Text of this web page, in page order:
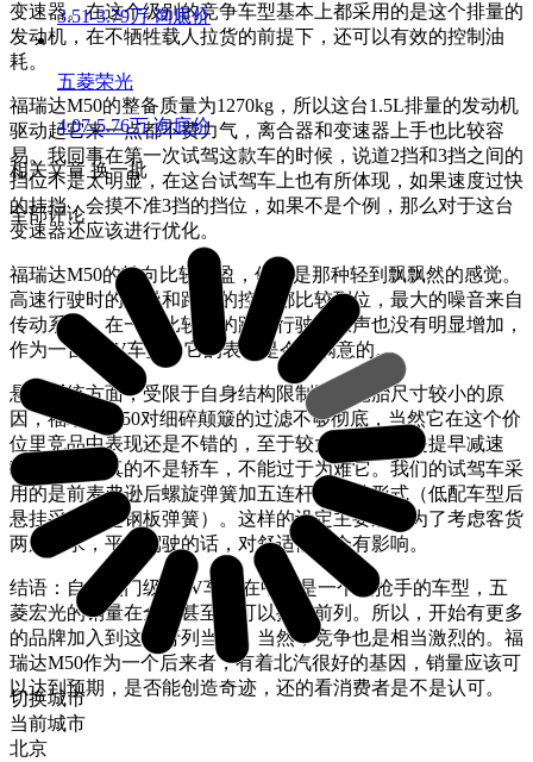
变速器。在这个级别的竞争车型基本上都采用的是这个排量的
发动机，在不牺牲载人拉货的前提下，还可以有效的控制油
耗。
福瑞达M50的整备质量为1270kg，所以这台1.5L排量的发动机
驱动起它来一点都不费力气，离合器和变速器上手也比较容
易。我同事在第一次试驾这款车的时候，说道2挡和3挡之间的
挡位不是太明显，在这台试驾车上也有所体现，如果速度过快
的挂挡，会摸不准3挡的挡位，如果不是个例，那么对于这台
变速器还应该进行优化。
福瑞达M50的转向比较轻盈，但不是那种轻到飘飘然的感觉。
高速行驶时的胎噪和路噪的控制都比较到位，最大的噪音来自
传动系统。在一些比较烂的路面行驶，噪声也没有明显增加，
作为一台MPV车型，它的表现是令人满意的。
悬挂系统方面，受限于自身结构限制以及轮胎尺寸较小的原
因，福瑞达M50对细碎颠簸的过滤不够彻底，当然它在这个价
位里竞品中表现还是不错的，至于较大的起伏还是提早减速
吧，这家伙真的不是轿车，不能过于为难它。我们的试驾车采
用的是前麦弗逊后螺旋弹簧加五连杆的悬挂形式（低配车型后
悬挂采用的是钢板弹簧）。这样的设定主要还是为了考虑客货
两用需求，平稳驾驶的话，对舒适性不会有影响。
结语：自主入门级MPV车型在中国是一个最抢手的车型，五
菱宏光的销量在全球甚至都可以排到前列。所以，开始有更多
的品牌加入到这个行列当中，当然，竞争也是相当激烈的。福
瑞达M50作为一个后来者，有着北汽很好的基因，销量应该可
以达到预期，是否能创造奇迹，还的看消费者是不是认可。
3.51-3.79万 询底价
五菱荣光
4.07-5.76万 询底价
相关文章 换一批
全部评论
切换城市
当前城市
北京